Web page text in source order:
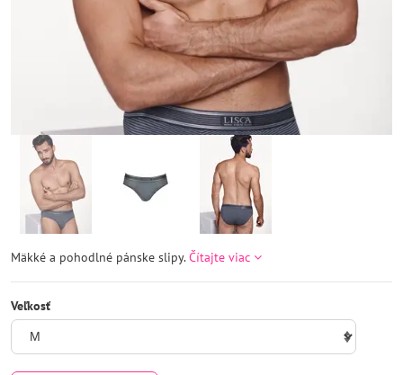
Mäkké a pohodlné pánske slipy.Čítajte viac
Veľkosť